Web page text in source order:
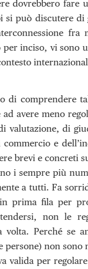
dovrebbero fare
si può discutere di
fra
inciso, vi sono
comprendere
avere meno
valutazione, di
e
brevi e concreti
i sempre più
a tutti. Fa
prima fila per
non le
volta. Perché se
non sono
valida per